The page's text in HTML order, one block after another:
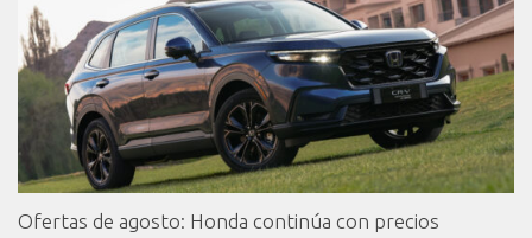
Ofertas de agosto: Honda continúa con precios